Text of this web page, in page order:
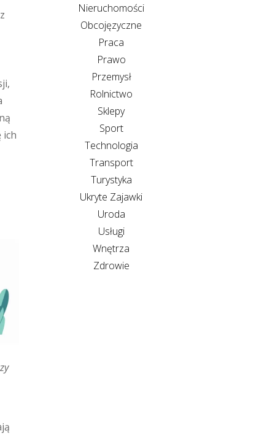
ich
Nieruchomości
Obcojęzyczne
Praca
Prawo
Przemysł
Rolnictwo
Sklepy
Sport
Technologia
Transport
Turystyka
Ukryte Zajawki
Uroda
Usługi
Wnętrza
Zdrowie